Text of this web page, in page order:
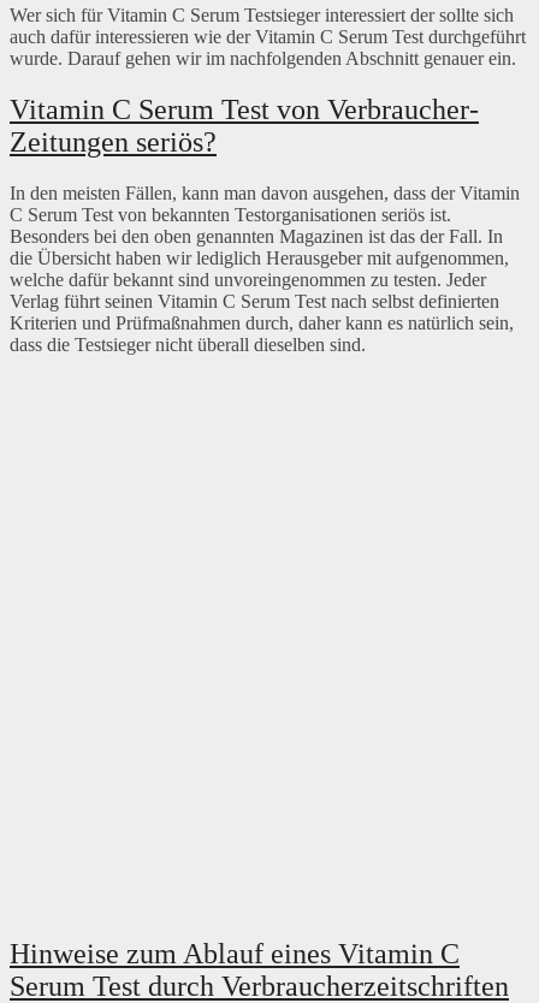
Wer sich für Vitamin C Serum Testsieger interessiert der sollte sich
auch dafür interessieren wie der Vitamin C Serum Test durchgeführt
wurde. Darauf gehen wir im nachfolgenden Abschnitt genauer ein.
Vitamin C Serum Test von Verbraucher-
Zeitungen seriös?
In den meisten Fällen, kann man davon ausgehen, dass der Vitamin
C Serum Test von bekannten Testorganisationen seriös ist.
Besonders bei den oben genannten Magazinen ist das der Fall. In
die Übersicht haben wir lediglich Herausgeber mit aufgenommen,
welche dafür bekannt sind unvoreingenommen zu testen. Jeder
Verlag führt seinen Vitamin C Serum Test nach selbst definierten
Kriterien und Prüfmaßnahmen durch, daher kann es natürlich sein,
dass die Testsieger nicht überall dieselben sind.
Hinweise zum Ablauf eines Vitamin C
Serum Test durch Verbraucherzeitschriften